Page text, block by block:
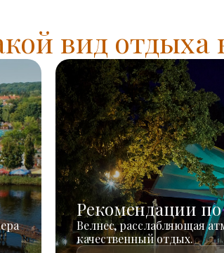
вид отдыха
Рекомендации
Велнес, расслабляющая
качественный отдых.